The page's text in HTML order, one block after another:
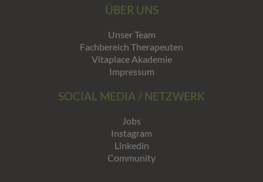
ÜBER UNS
Unser Team
Fachbereich Therapeuten
Vitaplace Akademie
Impressum
SOCIAL MEDIA / NETZWERK
Jobs
Instagram
Linkedin
Community